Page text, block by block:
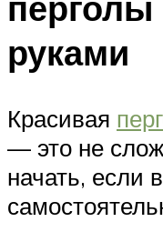
руками
Красивая
— это не
начать, если